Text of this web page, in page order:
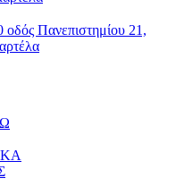
οδός Πανεπιστημίου 21,